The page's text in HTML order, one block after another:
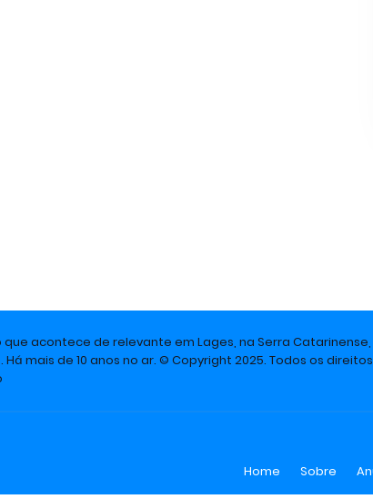
acontece de relevante em Lages, na Serra Catarinense,
mais de 10 anos no ar. © Copyright 2025. Todos os direitos
Home Sobre